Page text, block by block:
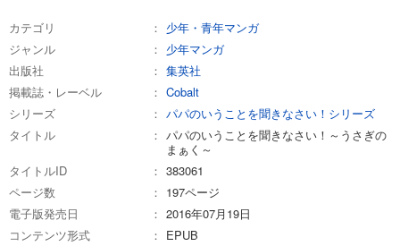
カテゴリ
少年・青年マンガ
ジャンル
少年マンガ
出版社
集英社
掲載誌・レーベル
Cobalt
シリーズ
パパのいうことを聞きなさい！シリーズ
タイトル
パパのいうことを聞きなさい！～うさぎの
まぁく～
タイトルID
383061
ページ数
197ページ
電子版発売日
2016年07月19日
コンテンツ形式
EPUB